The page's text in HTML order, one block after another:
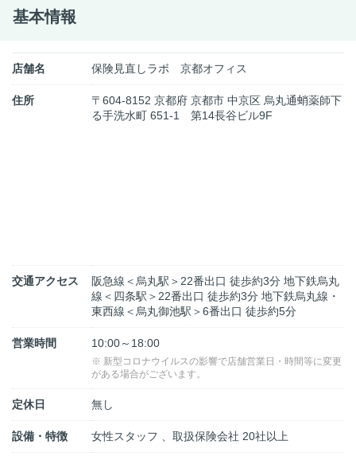
基本情報
店舗名 保険見直しラボ 京都オフィス
住所
〒604-8152 京都府 京都市 中京区 烏丸通蛸薬師下
る手洗水町 651-1 第14長谷ビル9F
交通アクセス
阪急線＜烏丸駅＞22番出口 徒歩約3分 地下鉄烏丸
線＜四条駅＞22番出口 徒歩約3分 地下鉄烏丸線・
東西線＜烏丸御池駅＞6番出口 徒歩約5分
営業時間 10:00～18:00
※ 新型コロナウイルスの影響で店舗営業日・時間等に変更
がある場合がございます。
定休日 無し
設備・特徴 女性スタッフ 、取扱保険会社 20社以上